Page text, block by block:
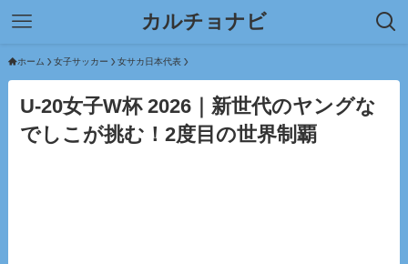
カルチョナビ
ホーム 女子サッカー 女サカ日本代表
U-20女子W杯 2026｜新世代のヤングな
でしこが挑む！2度目の世界制覇